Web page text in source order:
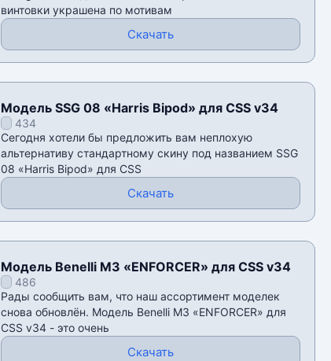
винтовки украшена по мотивам
Скачать
Модель SSG 08 «Harris Bipod» для CSS v34
434
Сегодня хотели бы предложить вам неплохую
альтернативу стандартному скину под названием SSG
08 «Harris Bipod» для CSS
Скачать
Модель Benelli M3 «ENFORCER» для CSS v34
486
Рады сообщить вам, что наш ассортимент моделек
снова обновлён. Модель Benelli M3 «ENFORCER» для
CSS v34 - это очень
Скачать